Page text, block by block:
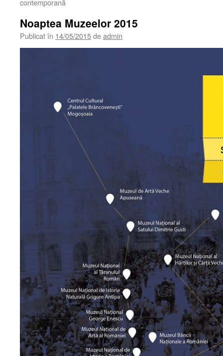
contemporană
Noaptea Muzeelor 2015
Publicat în 14/05/2015deadmin